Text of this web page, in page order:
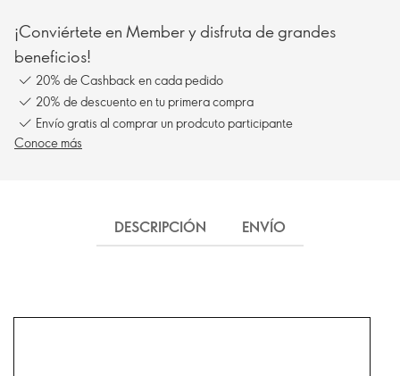
¡Conviértete en Member y disfruta de grandes
beneficios!
20% de Cashback en cada pedido
20% de descuento en tu primera compra
Envío gratis al comprar un prodcuto participante
Conoce más
DESCRIPCIÓN ENVÍO